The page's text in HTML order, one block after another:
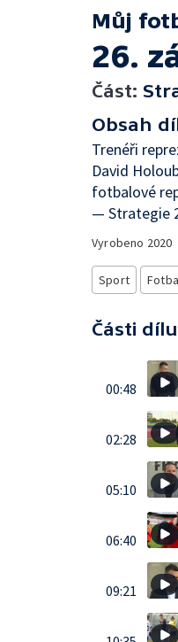
Můj
26.
Část:
Obsah
Trenéři
David
fotbalové
— Strategie
Vyrobeno 2020
Sport
Části dílu
00:48
02:28
05:10
06:40
09:21